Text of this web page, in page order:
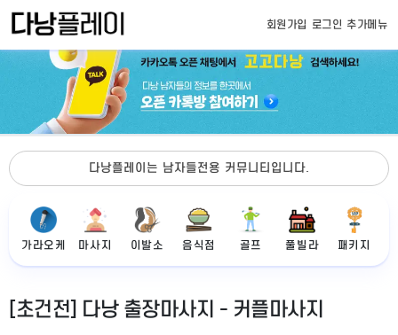
회원가입 로그인 추가메뉴
다낭플레이는 남자들전용 커뮤니티입니다.
가라오케 마사지 이발소 음식점 골프 풀빌라 패키지
[초건전] 다낭 출장마사지 - 커플마사지